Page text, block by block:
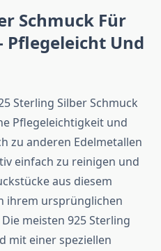
Schmuck Für
Pflegeleicht Und
Sterling Silber Schmuck
Pflegeleichtigkeit und
zu anderen Edelmetallen
einfach zu reinigen und
aus diesem
ihrem ursprünglichen
meisten 925 Sterling
mit einer speziellen